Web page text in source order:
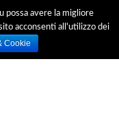
possa avere la migliore
acconsenti all'utilizzo dei
Cookie